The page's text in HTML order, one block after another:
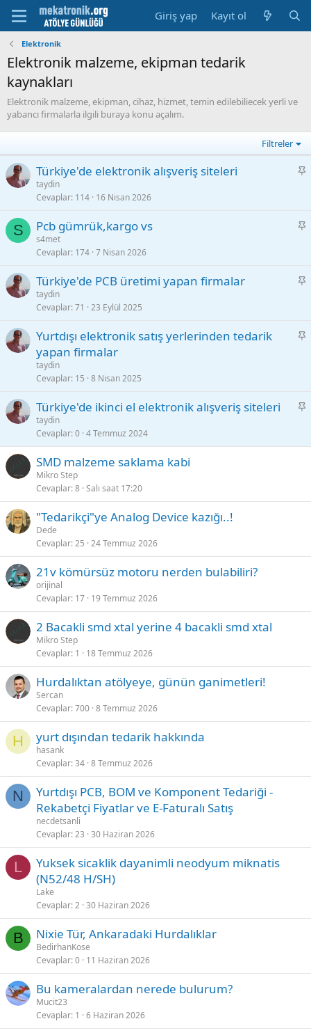
Giriş yap Kayıt ol
Elektronik
Elektronik malzeme, ekipman tedarik
kaynakları
Elektronik malzeme, ekipman, cihaz, hizmet, temin edilebiliecek yerli ve
yabancı firmalarla ilgili buraya konu açalım.
Filtreler
S
t
Türkiye'de elektronik alışveriş siteleri
taydin
Cevaplar 114 16 Nisan 2026
S
S
t
Pcb gümrük,kargo vs
s4met
Cevaplar 174 7 Nisan 2026
S
t
Türkiye'de PCB üretimi yapan firmalar
taydin
Cevaplar 71 23 Eylül 2025
S
Yurtdışı elektronik satış yerlerinden tedarik
yapan firmalar
taydin
Cevaplar 15 8 Nisan 2025
S
i
Türkiye'de ikinci el elektronik alışveriş siteleri
taydin
Cevaplar 0 4 Temmuz 2024
SMD malzeme saklama kabi
Mikro Step
Cevaplar 8 Salı saat 17:20
"Tedarikçi"ye Analog Device kazığı..!
Dede
Cevaplar 25 24 Temmuz 2026
21v kömürsüz motoru nerden bulabiliri?
orijinal
Cevaplar 17 19 Temmuz 2026
2 Bacakli smd xtal yerine 4 bacakli smd xtal
Mikro Step
Cevaplar 1 18 Temmuz 2026
Hurdalıktan atölyeye, günün ganimetleri!
Sercan
Cevaplar 700 8 Temmuz 2026
H yurt dışından tedarik hakkında
hasank
Cevaplar 34 8 Temmuz 2026
N
Yurtdışı PCB, BOM ve Komponent Tedariği -
Rekabetçi Fiyatlar ve E-Faturalı Satış
necdetsanli
Cevaplar 23 30 Haziran 2026
L
Yuksek sicaklik dayanimli neodyum miknatis
(N52/48 H/SH)
Lake
Cevaplar 2 30 Haziran 2026
B Nixie Tür, Ankaradaki Hurdalıklar
BedirhanKose
Cevaplar 0 11 Haziran 2026
Bu kameralardan nerede bulurum?
Mucit23
Cevaplar 1 6 Haziran 2026